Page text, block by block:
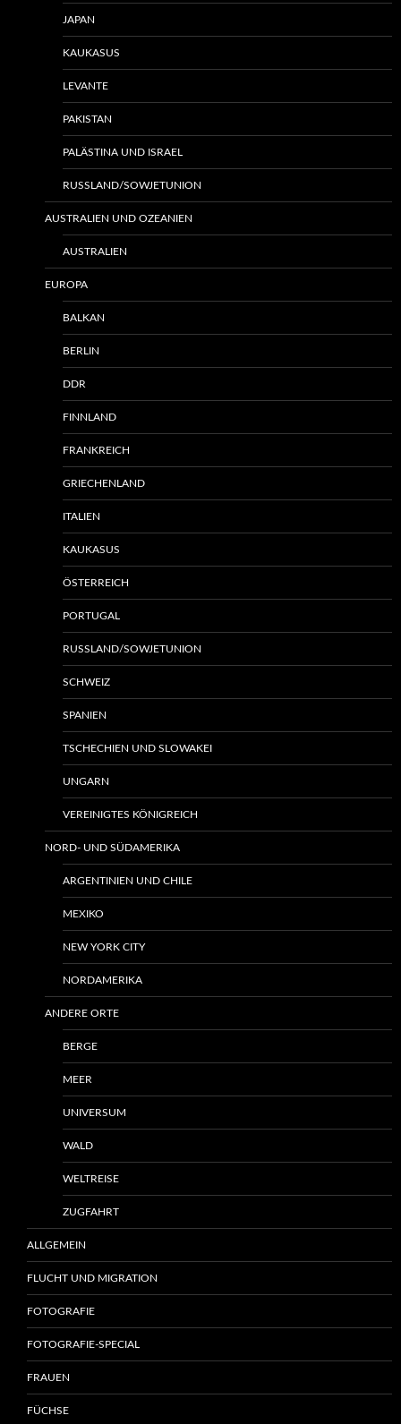
JAPAN
KAUKASUS
LEVANTE
PAKISTAN
PALÄSTINA UND ISRAEL
RUSSLAND/SOWJETUNION
AUSTRALIEN UND OZEANIEN
AUSTRALIEN
EUROPA
BALKAN
BERLIN
DDR
FINNLAND
FRANKREICH
GRIECHENLAND
ITALIEN
KAUKASUS
ÖSTERREICH
PORTUGAL
RUSSLAND/SOWJETUNION
SCHWEIZ
SPANIEN
TSCHECHIEN UND SLOWAKEI
UNGARN
VEREINIGTES KÖNIGREICH
NORD- UND SÜDAMERIKA
ARGENTINIEN UND CHILE
MEXIKO
NEW YORK CITY
NORDAMERIKA
ANDERE ORTE
BERGE
MEER
UNIVERSUM
WALD
WELTREISE
ZUGFAHRT
ALLGEMEIN
FLUCHT UND MIGRATION
FOTOGRAFIE
FOTOGRAFIE-SPECIAL
FRAUEN
FÜCHSE